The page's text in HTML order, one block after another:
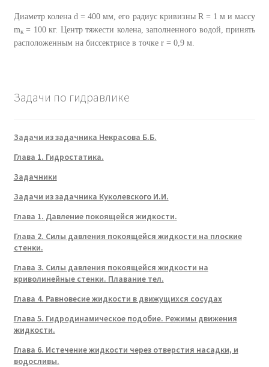
Диаметр колена d = 400 мм, его радиус кривизны R = 1 м и массу
mк= 100 кг. Центр тяжести колена, заполненного водой, принять
расположенным на биссектрисе в точке r = 0,9 м.
Задачи по гидравлике
Задачи из задачника Некрасова Б.Б.
Глава 1. Гидростатика.
Задачники
Задачи из задачника Куколевского И.И.
Глава 1. Давление покоящейся жидкости.
Глава 2. Силы давления покоящейся жидкости на плоские
стенки.
Глава 3. Силы давления покоящейся жидкости на
криволинейные стенки. Плавание тел.
Глава 4. Равновесие жидкости в движущихся сосудах
Глава 5. Гидродинамическое подобие. Режимы движения
жидкости.
Глава 6. Истечение жидкости через отверстия насадки, и
водосливы.